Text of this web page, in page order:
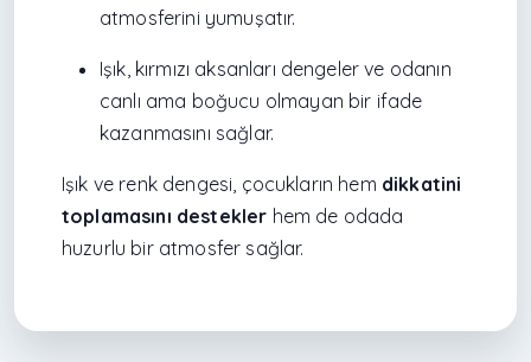
atmosferini yumuşatır.
Işık, kırmızı aksanları dengeler ve odanın
canlı ama boğucu olmayan bir ifade
kazanmasını sağlar.
Işık ve renk dengesi, çocukların hem dikkatini
toplamasını destekler hem de odada
huzurlu bir atmosfer sağlar.